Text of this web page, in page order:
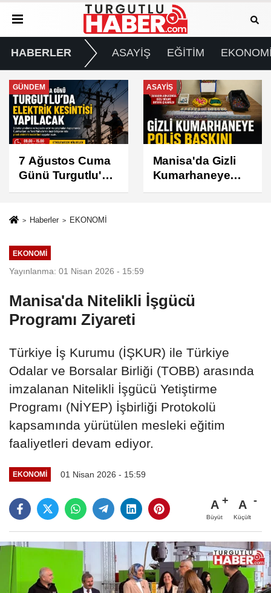
HABERLER ASAYİŞ EĞİTİM
ASAYİŞ
Manisa'da Gizli
Kumarhaneye
Polis Baskını
SPOR
Turgutlu
Belediyespor'un
Fikstürü Belli
Haberler EKONOMİ
EKONOMİ
Yayınlanma: 01 Nisan 2026 - 15:59
Manisa'da Nitelikli İşgücü
Programı Ziyareti
Türkiye İş Kurumu (İŞKUR) ile Türkiye
Odalar ve Borsalar Birliği (TOBB) arasında
imzalanan Nitelikli İşgücü Yetiştirme
Programı (NİYEP) İşbirliği Protokolü
kapsamında yürütülen mesleki eğitim
faaliyetleri devam ediyor.
EKONOMİ 01 Nisan 2026 - 15:59
A
Büyüt
A
Küçült